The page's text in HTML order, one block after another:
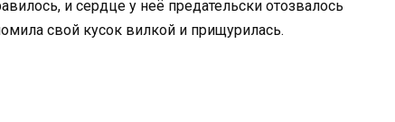
и сердце у неё предательски отозвалось
свой кусок вилкой и прищурилась.